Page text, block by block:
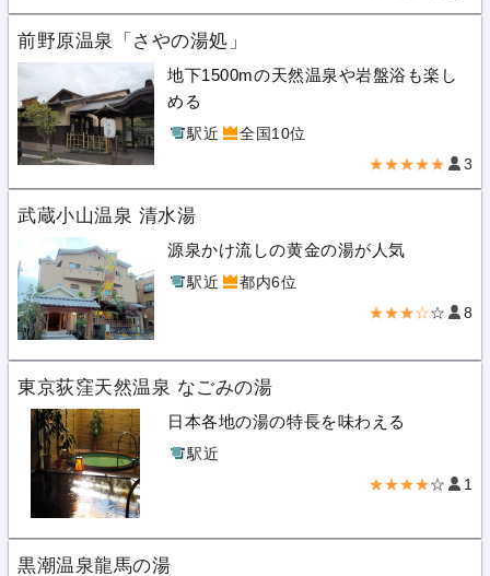
前野原温泉「さやの湯処」
地下1500mの天然温泉や岩盤浴も楽し
める
駅近 全国10位
★★★★★ 3
武蔵小山温泉 清水湯
源泉かけ流しの黄金の湯が人気
駅近 都内6位
★★★☆☆ 8
東京荻窪天然温泉 なごみの湯
日本各地の湯の特長を味わえる
駅近
★★★★☆ 1
黒潮温泉龍馬の湯